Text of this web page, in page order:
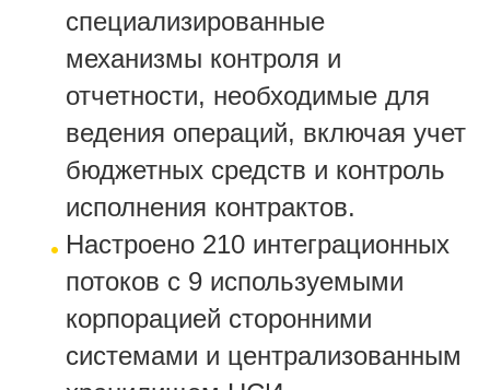
специализированные
механизмы контроля и
отчетности, необходимые для
ведения операций, включая учет
бюджетных средств и контроль
исполнения контрактов.
Настроено 210 интеграционных
потоков с 9 используемыми
корпорацией сторонними
системами и централизованным